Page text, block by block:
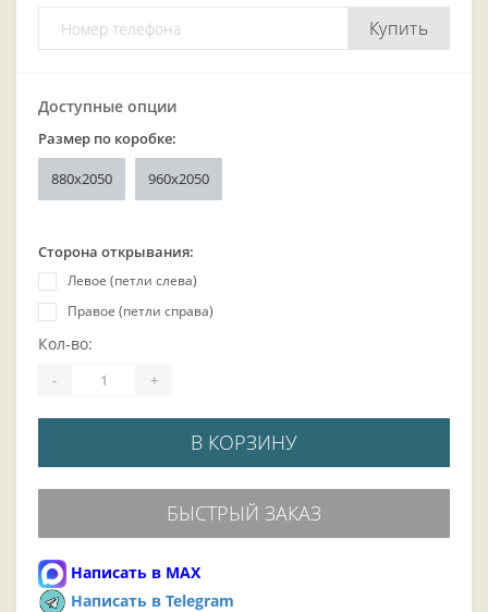
Купить
Доступные опции
Размер по коробке:
880x2050 960x2050
Сторона открывания:
Левое (петли слева)
Правое (петли справа)
Кол-во:
- +
В КОРЗИНУ
БЫСТРЫЙ ЗАКАЗ
Написать в MAX
Написать в Telegram